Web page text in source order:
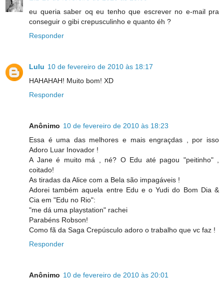
eu queria saber oq eu tenho que escrever no e-mail pra
conseguir o gibi crepusculinho e quanto éh ?
Responder
Lulu 10 de fevereiro de 2010 às 18:17
HAHAHAH! Muito bom! XD
Responder
Anônimo 10 de fevereiro de 2010 às 18:23
Essa é uma das melhores e mais engraçdas , por isso
Adoro Luar Inovador !
A Jane é muito má , né? O Edu até pagou "peitinho" ,
coitado!
As tiradas da Alice com a Bela são impagáveis !
Adorei também aquela entre Edu e o Yudi do Bom Dia &
Cia em "Edu no Rio":
"me dá uma playstation" rachei
Parabéns Robson!
Como fã da Saga Crepúsculo adoro o trabalho que vc faz !
Responder
Anônimo 10 de fevereiro de 2010 às 20:01